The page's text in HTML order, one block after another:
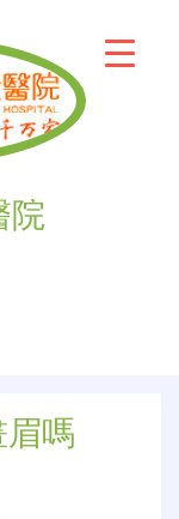
院
嗎